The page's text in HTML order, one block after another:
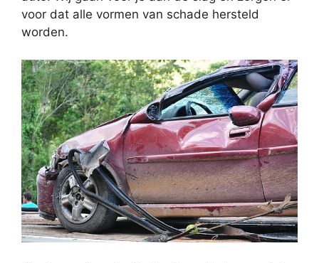
voor dat alle vormen van schade hersteld
worden.